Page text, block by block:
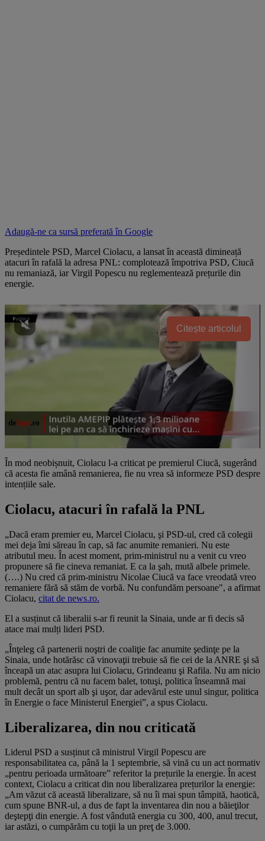
Adaugă-ne ca sursă preferată în Google
Președintele PSD, Marcel Ciolacu, a lansat în această dimineață
atacuri în rafală la adresa PNL: complotează împotriva PSD, Ciucă
nu remaniază, iar Virgil Popescu nu reglementează prețurile din
energie.
Citește articolul
În mod neobișnuit, Ciolacu l-a criticat pe premierul Ciucă, sugerând
că acesta fie amână remanierea, fie nu vrea să informeze PSD despre
intențiile sale.
Ciolacu, atacuri în rafală la PNL
„Dacă eram premier eu, Marcel Ciolacu, şi PSD-ul, cred că colegii
mei deja îmi săreau în cap, să fac anumite remanieri. Nu este
atributul meu. În acest moment, prim-ministrul nu a venit cu vreo
propunere să fie cineva remaniat. E ca la şah, mută albele primele.
(….) Nu cred că prim-ministru Nicolae Ciucă va face vreodată vreo
remaniere fără să stăm de vorbă. Nu confundăm persoane", a afirmat
Ciolacu, citat de news.ro.
El a susținut că liberalii s-ar fi reunit la Sinaia, unde ar fi decis să
atace mai mulți lideri PSD.
„Înţeleg că partenerii noştri de coaliţie fac anumite şedinţe pe la
Sinaia, unde hotărăsc că vinovaţii trebuie să fie cei de la ANRE şi să
înceapă un atac asupra lui Ciolacu, Grindeanu şi Rafila. Nu am nicio
problemă, pentru că nu facem balet, totuşi, politica înseamnă mai
mult decât un sport alb şi uşor, dar adevărul este unul singur, politica
în Energie o face Ministerul Energiei”, a spus Ciolacu.
Liberalizarea, din nou criticată
Liderul PSD a susținut că ministrul Virgil Popescu are
responsabilitatea ca, până la 1 septembrie, să vină cu un act normativ
„pentru perioada următoare” referitor la prețurile la energie. În acest
context, Ciolacu a criticat din nou liberalizarea prețurilor la energie:
„Am văzut că această liberalizare, să nu îi mai spun tâmpită, haotică,
cum spune BNR-ul, a dus de fapt la inventarea din nou a băieţilor
deştepţi din energie. A fost vândută energia cu 300, 400, anul trecut,
iar astăzi, o cumpărăm cu toţii la un preţ de 3.000.